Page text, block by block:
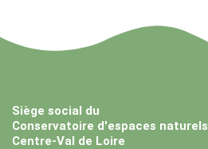
Siège social du
Conservatoire d'espaces naturels
Centre-Val de Loire